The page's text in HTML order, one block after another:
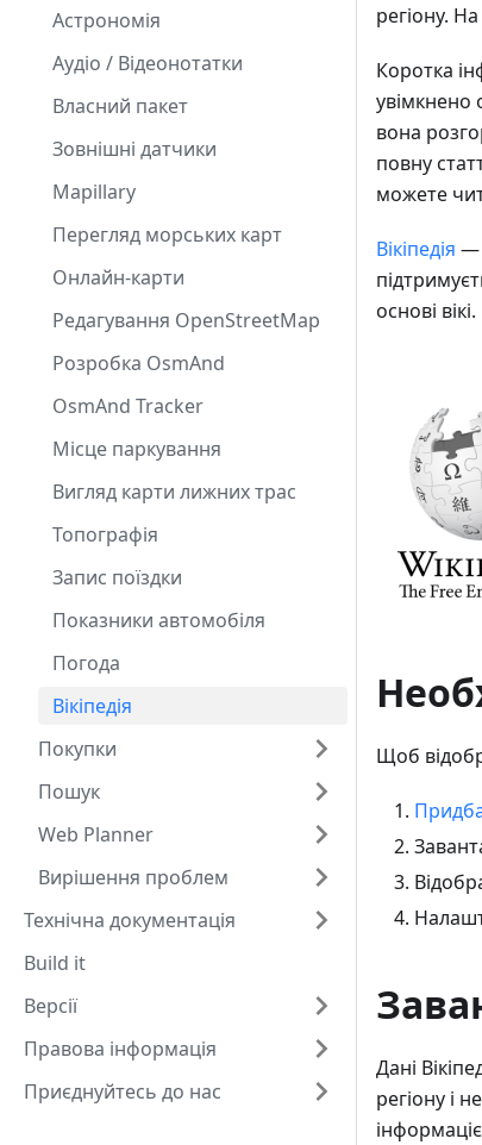
Астрономія
Аудіо / Відеонотатки
Власний пакет
Зовнішні датчики
Mapillary
Перегляд морських карт
Онлайн-карти
Редагування OpenStreetMap
Розробка OsmAnd
OsmAnd Tracker
Місце паркування
Вигляд карти лижних трас
Топографія
Запис поїздки
Показники автомобіля
Погода
Вікіпедія
Покупки
Пошук
Web Planner
Вирішення проблем
Технічна документація
Build it
Версії
Правова інформація
Приєднуйтесь до нас
регіону.
Коротка
увімкнено
вона
повну
можете
Вікіпедія —
основі вікі.
Щоб
Дані
регіону і